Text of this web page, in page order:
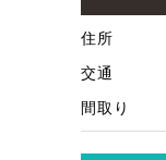
住所
交通
間取り